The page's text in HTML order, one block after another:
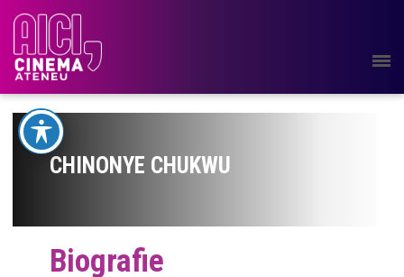
CHINONYE CHUKWU
Biografie